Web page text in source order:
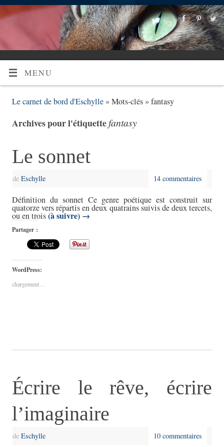
MENU
Le carnet de bord d'Eschylle » Mots-clés » fantasy
Archives pour l'étiquettefantasy
Le sonnet
deEschylle 14 commentaires
Définition du sonnet Ce genre poétique est construit sur
quatorze vers répartis en deux quatrains suivis de deux tercets,
ou en trois(à suivre) →
Partager :
WordPress:
chargement…
Écrire le rêve, écrire
l’imaginaire
deEschylle 10 commentaires